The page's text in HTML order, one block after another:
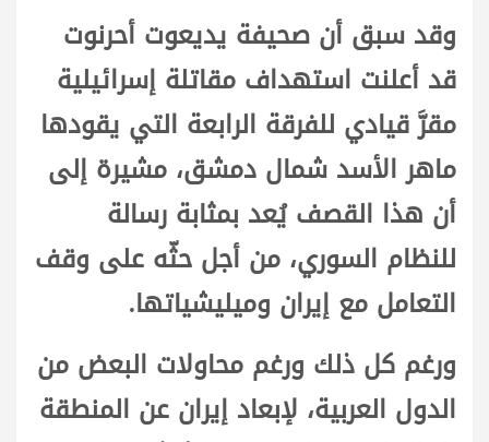
وقد سبق أن صحيفة يديعوت أحرنوت
قد أعلنت استهداف مقاتلة إسرائيلية
مقرَّ قيادي للفرقة الرابعة التي يقودها
ماهر الأسد شمال دمشق، مشيرة إلى
أن هذا القصف يُعد بمثابة رسالة
للنظام السوري، من أجل حثّه على وقف
التعامل مع إيران وميليشياتها.
ورغم كل ذلك ورغم محاولات البعض من
الدول العربية، لإبعاد إيران عن المنطقة